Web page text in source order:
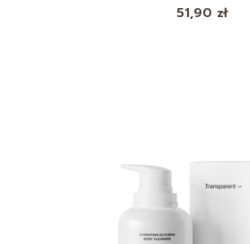
Cena
51,90 zł